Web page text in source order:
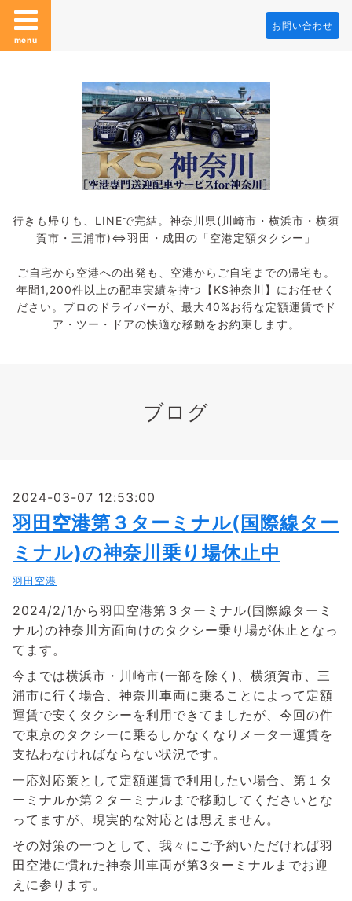
menu
お問い合わせ
行きも帰りも、LINEで完結。神奈川県(川崎市・横浜市・横須
賀市・三浦市)⇔羽田・成田の「空港定額タクシー」
ご自宅から空港への出発も、空港からご自宅までの帰宅も。
年間1,200件以上の配車実績を持つ【KS神奈川】にお任せく
ださい。プロのドライバーが、最大40%お得な定額運賃でド
ア・ツー・ドアの快適な移動をお約束します。
ブログ
2024-03-07 12:53:00
羽田空港第３ターミナル(国際線ター
ミナル)の神奈川乗り場休止中
羽田空港
2024/2/1から羽田空港第３ターミナル(国際線ターミ
ナル)の神奈川方面向けのタクシー乗り場が休止となっ
てます。
今までは横浜市・川崎市(一部を除く)、横須賀市、三
浦市に行く場合、神奈川車両に乗ることによって定額
運賃で安くタクシーを利用できてましたが、今回の件
で東京のタクシーに乗るしかなくなりメーター運賃を
支払わなければならない状況です。
一応対応策として定額運賃で利用したい場合、第１タ
ーミナルか第２ターミナルまで移動してくださいとな
ってますが、現実的な対応とは思えません。
その対策の一つとして、我々にご予約いただければ羽
田空港に慣れた神奈川車両が第3ターミナルまでお迎
えに参ります。